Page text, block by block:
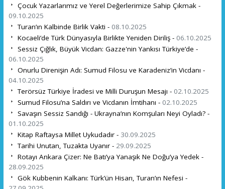
Çocuk Yazarlarımız ve Yerel Değerlerimize Sahip Çıkmak -
09.10.2025
Turan’ın Kalbinde Birlik Vakti - 08.10.2025
Kocaeli’de Türk Dünyasıyla Birlikte Yeniden Diriliş - 06.10.2025
Sessiz Çığlık, Büyük Vicdan: Gazze'nin Yankısı Türkiye’de -
06.10.2025
Onurlu Direnişin Adı: Sumud Filosu ve Karadeniz’in Vicdanı -
04.10.2025
Terörsüz Türkiye İradesi ve Milli Duruşun Mesajı - 02.10.2025
Sumud Filosu’na Saldırı ve Vicdanın İmtihanı - 02.10.2025
Savaşın Sessiz Sandığı - Ukrayna’nın Komşuları Neyi Oyladı? -
01.10.2025
Kitap Raftaysa Millet Uykudadır - 30.09.2025
Tarihi Unutan, Tuzakta Uyanır - 29.09.2025
Rotayı Ankara Çizer: Ne Batı’ya Yanaşık Ne Doğu’ya Yedek -
28.09.2025
Gök Kubbenin Kalkanı: Türk’ün Hisarı, Turan’ın Nefesi -